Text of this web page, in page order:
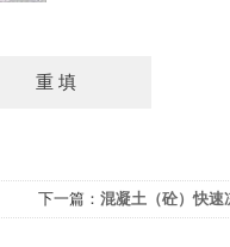
下一篇： 混凝土（砼）快速